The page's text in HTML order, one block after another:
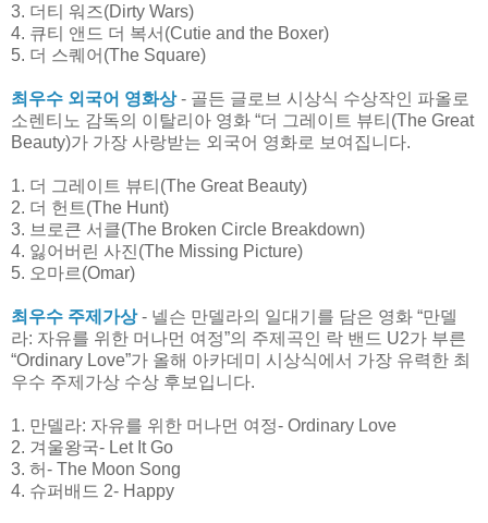
3. 더티 워즈(Dirty Wars)
4. 큐티 앤드 더 복서(Cutie and the Boxer)
5. 더 스퀘어(The Square)
최우수 외국어 영화상- 골든 글로브 시상식 수상작인 파올로
소렌티노 감독의 이탈리아 영화 “더 그레이트 뷰티(The Great
Beauty)가 가장 사랑받는 외국어 영화로 보여집니다.
1. 더 그레이트 뷰티(The Great Beauty)
2. 더 헌트(The Hunt)
3. 브로큰 서클(The Broken Circle Breakdown)
4. 잃어버린 사진(The Missing Picture)
5. 오마르(Omar)
최우수 주제가상 - 넬슨 만델라의 일대기를 담은 영화 “만델
라: 자유를 위한 머나먼 여정”의 주제곡인 락 밴드 U2가 부른
“Ordinary Love”가 올해 아카데미 시상식에서 가장 유력한 최
우수 주제가상 수상 후보입니다.
1. 만델라: 자유를 위한 머나먼 여정- Ordinary Love
2. 겨울왕국- Let It Go
3. 허- The Moon Song
4. 슈퍼배드 2- Happy